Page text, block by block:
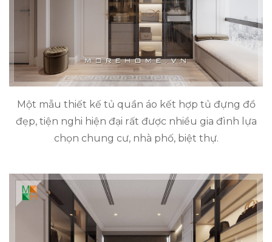
Một mẫu thiết kế tủ quần áo kết hợp tủ đựng đồ
đẹp, tiện nghi hiện đại rất được nhiều gia đình lựa
chọn chung cư, nhà phố, biệt thự.